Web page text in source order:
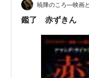
暁降のころ―映画
鑑了 赤ずきん